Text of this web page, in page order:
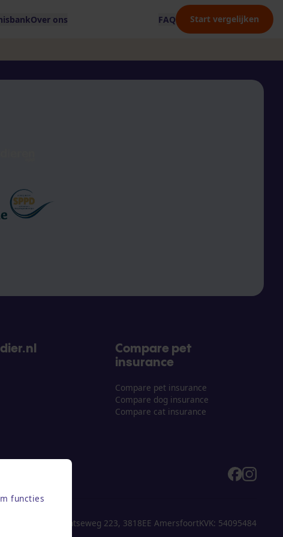
functies
Over ons FAQ Start vergelijken
Compare pet
insurance
Compare pet insurance
Compare dog insurance
Compare cat insurance
Utrechtseweg 223, 3818EE AmersfoortKVK: 54095484